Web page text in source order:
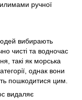
ручної
вибирають
чисті та водночас
такі як морська
однак вони
пошкодитися цим.
видаляє